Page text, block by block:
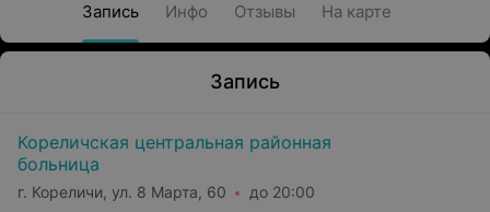
Запись Инфо Отзывы На карте
Запись
Кореличская центральная районная
больница
г. Кореличи, ул. 8 Марта, 60 до 20:00